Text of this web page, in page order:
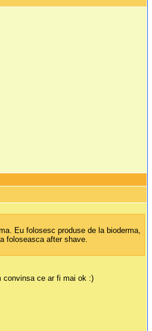
Eu folosesc produse de la bioderma,
foloseasca after shave.
convinsa ce ar fi mai ok :)